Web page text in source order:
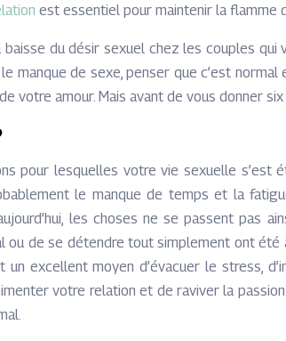
est essentiel pour maintenir la flamme
du désir sexuel chez les couples
manque de sexe, penser que c’est
votre amour. Mais avant de vous donner
pour lesquelles votre vie sexuelle s’est
le manque de temps et la
les choses ne se passent pas
ou de se détendre tout simplement ont
excellent moyen d’évacuer le stress,
votre relation et de raviver la